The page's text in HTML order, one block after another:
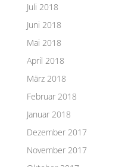
Juli 2018
Juni 2018
Mai 2018
April 2018
März 2018
Februar 2018
Januar 2018
Dezember 2017
November 2017